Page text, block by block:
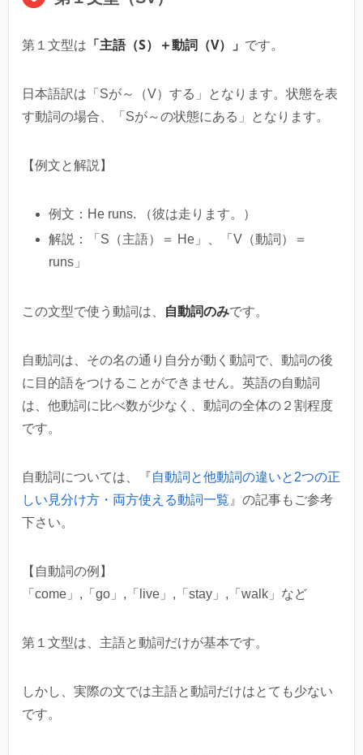
第１文型は 「主語（S）＋動詞（V）」 です。
日本語訳は「Sが～（V）する」となります。状態を表
す動詞の場合、「Sが～の状態にある」となります。
【例文と解説】
例文：He runs. （彼は走ります。）
解説：「S（主語）＝ He」、「V（動詞）＝
runs」
この文型で使う動詞は、 自動詞のみです。
自動詞は、その名の通り自分が動く動詞で、動詞の後
に目的語をつけることができません。英語の自動詞
は、他動詞に比べ数が少なく、動詞の全体の２割程度
です。
自動詞については、『自動詞と他動詞の違いと2つの正
しい見分け方・両方使える動詞一覧 』の記事もご参考
下さい。
【自動詞の例】
「come」,「go」,「live」,「stay」,「walk」など
第１文型は、主語と動詞だけが基本です。
しかし、実際の文では主語と動詞だけはとても少ない
です。